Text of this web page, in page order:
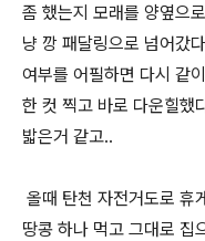
좀 했는지 모래를 양옆으
냥 깡 패달링으로 넘어갔
여부를 어필하면 다시 같
한 컷 찍고 바로 다운힐했
밟은거 같고..
올때 탄천 자전거도로 휴
땅콩 하나 먹고 그대로 집